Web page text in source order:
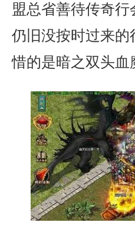
盟总省善待传奇
仍旧没按时过来
惜的是暗之双头血